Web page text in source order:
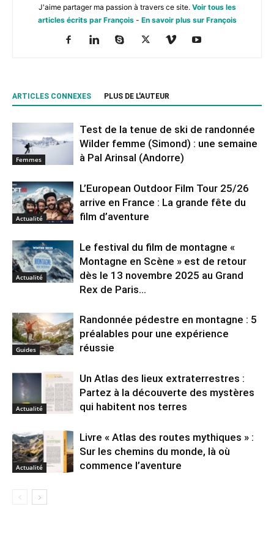
J'aime partager ma passion à travers ce site. Voir tous les
articles écrits par François- En savoir plus sur François
ARTICLES CONNEXES PLUS DE L'AUTEUR
Femmes
Test de la tenue de ski de randonnée
Wilder femme (Simond) : une semaine
à Pal Arinsal (Andorre)
Actualité
L’European Outdoor Film Tour 25/26
arrive en France : La grande fête du
film d’aventure
Actualité
Le festival du film de montagne «
Montagne en Scène » est de retour
dès le 13 novembre 2025 au Grand
Rex de Paris...
Guides
Randonnée pédestre en montagne : 5
préalables pour une expérience
réussie
Actualité
Un Atlas des lieux extraterrestres :
Partez à la découverte des mystères
qui habitent nos terres
Actualité
Livre « Atlas des routes mythiques » :
Sur les chemins du monde, là où
commence l’aventure